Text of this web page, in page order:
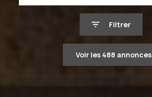
Filtrer
Voir les 488 annonces